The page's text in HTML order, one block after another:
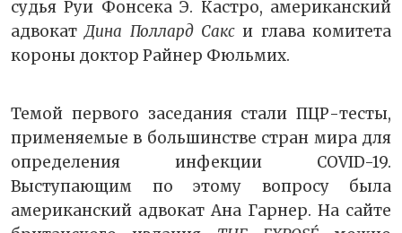
судья Руи Фонсека Э. Кастро, американский
адвокатДина Поллард Сакс и глава комитета
короны доктор Райнер Фюльмих.
Темой первого заседания стали ПЦР-тесты,
применяемые в большинстве стран мира для
определения инфекции COVID-19.
Выступающим по этому вопросу была
американский адвокат Ана Гарнер. На сайте